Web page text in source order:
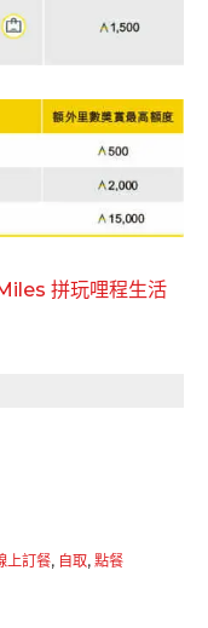
拼玩哩程生活
上訂餐, 自取,點餐